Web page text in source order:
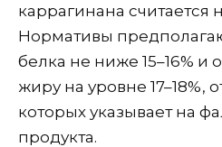
каррагинана
Нормативы
белка не ниже 15–16% и
жиру на уровне 17–18%,
которых указывает на
продукта.